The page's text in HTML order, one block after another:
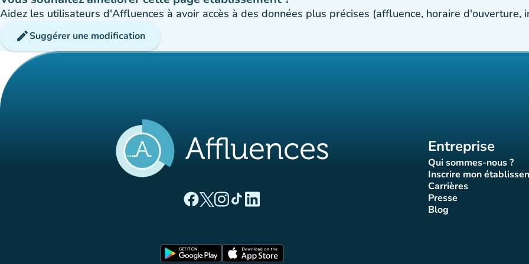
Aidez les utilisateurs d'Affluences à avoir accès à des données plus précises (affluence, horaire
editSuggérer une modification
(nouvel onglet)
(nouvel onglet)
(nouvel onglet)
(nouvel onglet)
(nouvel onglet)
Entreprise
Qui sommes-nous ?
(nouvel
Inscrire mon (nouvel
Carrières(nouvel onglet)
Presse(nouvel onglet)
Blog(nouvel onglet)